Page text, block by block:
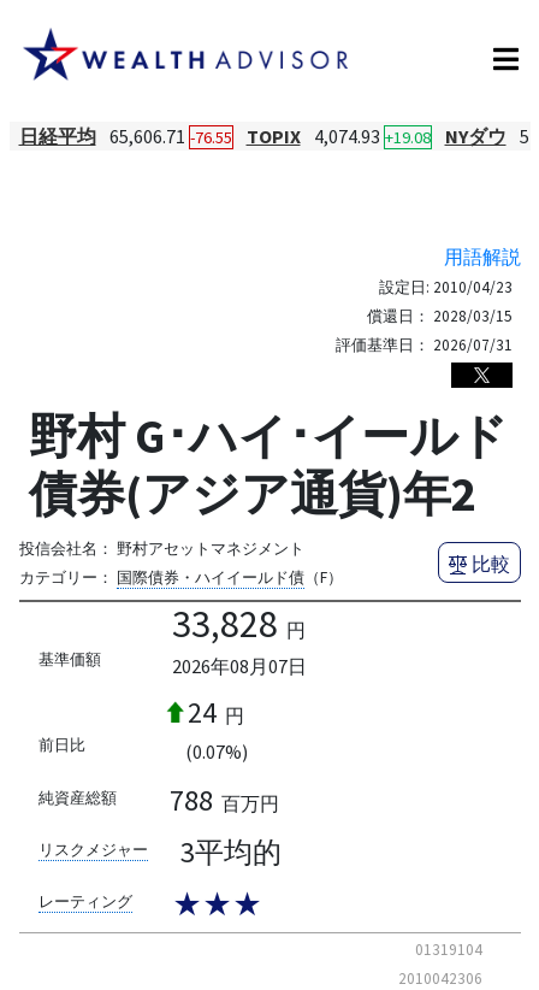
日経平均 65,606.71 -76.55 TOPIX 4,074.93 +19.08 NYダウ
用語解説
設定日: 2010/04/23
償還日： 2028/03/15
評価基準日： 2026/07/31
野村 G･ハイ･イールド
債券(アジア通貨)年2
投信会社名： 野村アセットマネジメント
カテゴリー： 国際債券・ハイイールド債（F）
比較
基準価額
33,828 円
2026年08月07日
前日比
24 円
(0.07%)
純資産総額 788 百万円
リスクメジャー 3平均的
レーティング ★★★
01319104
2010042306